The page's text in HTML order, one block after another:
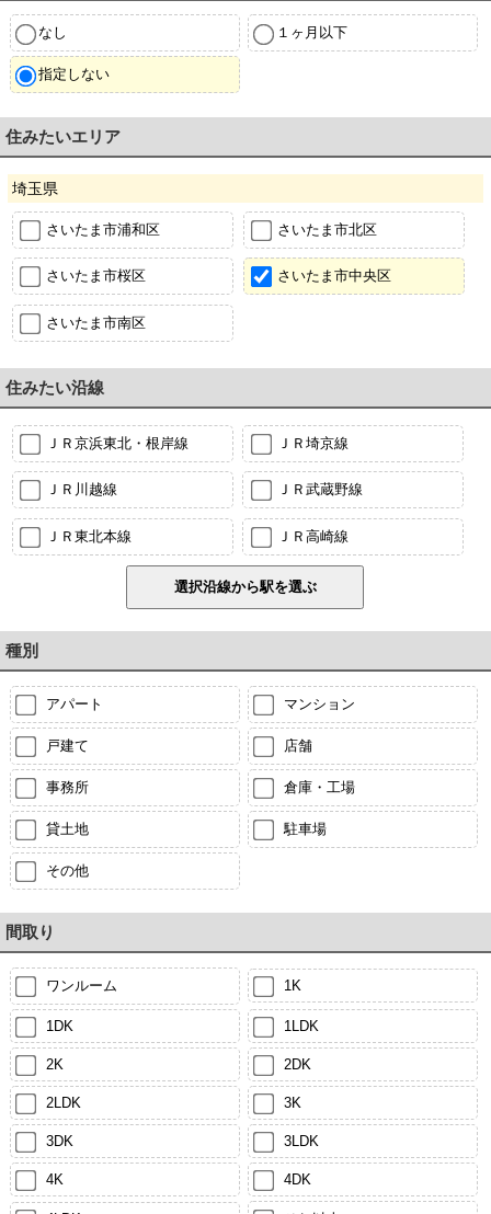
なし １ヶ月以下
指定しない
住みたいエリア
埼玉県
さいたま市浦和区 さいたま市北区
さいたま市桜区 さいたま市中央区
さいたま市南区
住みたい沿線
ＪＲ京浜東北・根岸線 ＪＲ埼京線
ＪＲ川越線 ＪＲ武蔵野線
ＪＲ東北本線 ＪＲ高崎線
種別
アパート マンション
戸建て 店舗
事務所 倉庫・工場
貸土地 駐車場
その他
間取り
ワンルーム 1K
1DK 1LDK
2K 2DK
2LDK 3K
3DK 3LDK
4K 4DK